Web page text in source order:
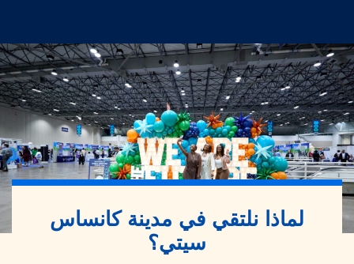
لماذا نلتقي في مدينة كانساس
سيتي؟